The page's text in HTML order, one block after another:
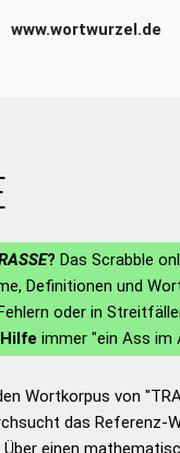
www.wortwurzel.de
? Das Scrabble
Definitionen und
oder in
immer "ein Ass im
Wortkorpus von
das Referenz-
einen